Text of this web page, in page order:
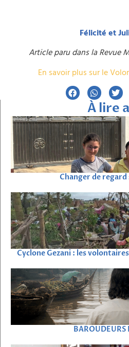
Félicité et
Article paru dans la Revue
En savoir plus sur le
À lire
Changer de regard
Cyclone Gezani : les
BAROUDEURS